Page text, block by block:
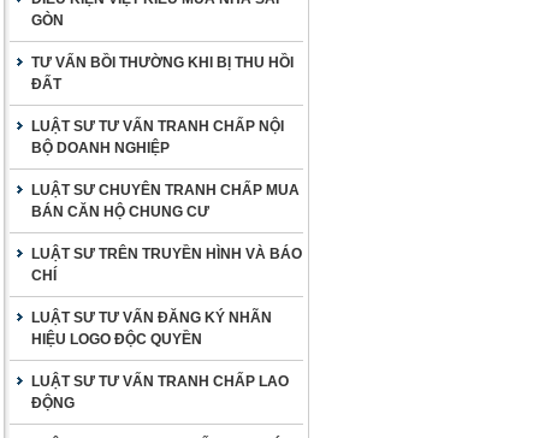
GÒN
TƯ VẤN BỒI THƯỜNG KHI BỊ THU HỒI
ĐẤT
LUẬT SƯ TƯ VẤN TRANH CHẤP NỘI
BỘ DOANH NGHIỆP
LUẬT SƯ CHUYÊN TRANH CHẤP MUA
BÁN CĂN HỘ CHUNG CƯ
LUẬT SƯ TRÊN TRUYỀN HÌNH VÀ BÁO
CHÍ
LUẬT SƯ TƯ VẤN ĐĂNG KÝ NHÃN
HIỆU LOGO ĐỘC QUYỀN
LUẬT SƯ TƯ VẤN TRANH CHẤP LAO
ĐỘNG